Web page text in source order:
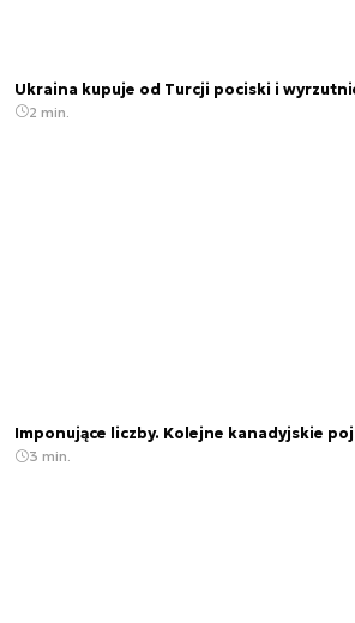
Ukraina kupuje od Turcji pociski i
2 min.
Imponujące liczby. Kolejne kanadyjskie
3 min.